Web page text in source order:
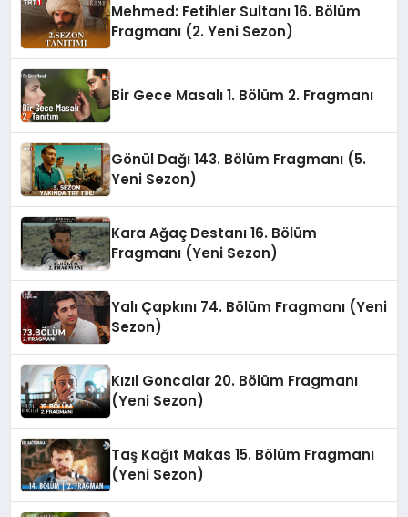
Mehmed: Fetihler Sultanı 16. Bölüm
Fragmanı (2. Yeni Sezon)
Bir Gece Masalı 1. Bölüm 2. Fragmanı
Gönül Dağı 143. Bölüm Fragmanı (5.
Yeni Sezon)
Kara Ağaç Destanı 16. Bölüm
Fragmanı (Yeni Sezon)
Yalı Çapkını 74. Bölüm Fragmanı (Yeni
Sezon)
Kızıl Goncalar 20. Bölüm Fragmanı
(Yeni Sezon)
Taş Kağıt Makas 15. Bölüm Fragmanı
(Yeni Sezon)